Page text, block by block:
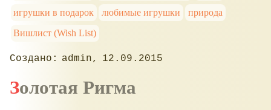
игрушки в подарок
любимые игрушки
природа
Вишлист (Wish List)
admin 12.09.2015
Золотая Ригма